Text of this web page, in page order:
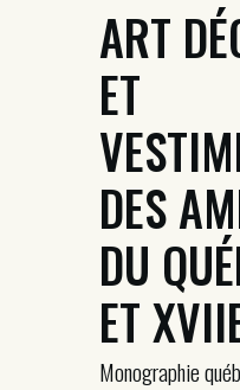
ART
ET
DES
DU
ET
Monographie